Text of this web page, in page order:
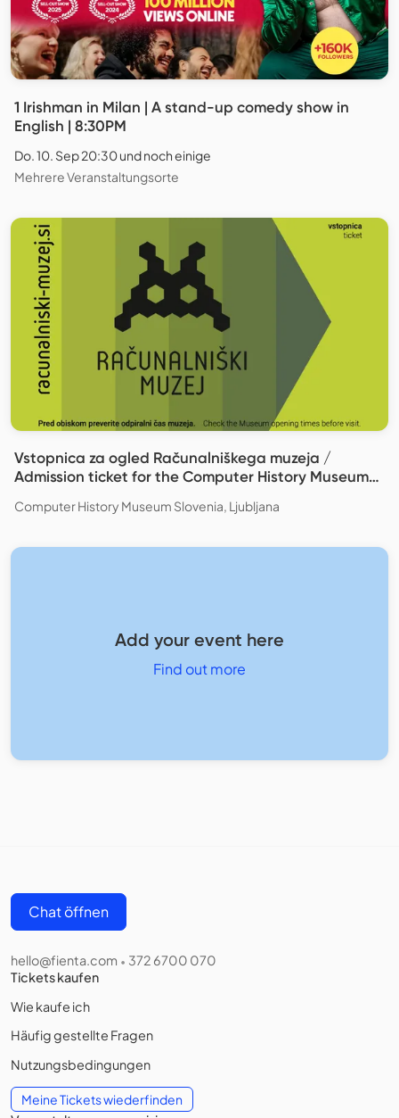
1 Irishman in Milan | A stand-up comedy show in
English | 8:30PM
Do. 10. Sep 20:30 und noch einige
Mehrere Veranstaltungsorte
Vstopnica za ogled Računalniškega muzeja /
Admission ticket for the Computer History Museum
Computer History Museum Slovenia, Ljubljana
Add your event here
Find out more
Chat öffnen
hello@fienta.com • 372 6700 070
Tickets kaufen
Wie kaufe ich
Häufig gestellte Fragen
Nutzungsbedingungen
Meine Tickets wiederfinden